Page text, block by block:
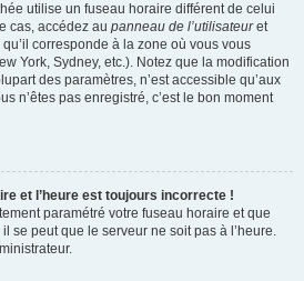
utilise un fuseau horaire différent de celui
cas, accédez au panneau de l’utilisateuret
corresponde à la zone où vous vous
York, Sydney, etc.). Notez que la modification
des paramètres, n’est accessible qu’aux
n’êtes pas enregistré, c’est le bon moment
et l’heure est toujours incorrecte !
paramétré votre fuseau horaire et que
se peut que le serveur ne soit pas à l’heure.